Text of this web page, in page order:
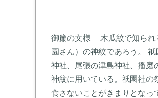
御簾の文様 木瓜紋で知られ
園さん）の神紋であろう。
神社、尾張の津島神社、播磨
神紋に用いている。祇園社の
食さないことがきまりとなっ